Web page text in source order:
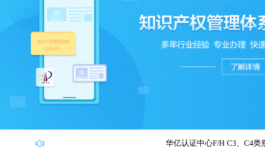
华亿认证中心F/H C3、C4类别正式获